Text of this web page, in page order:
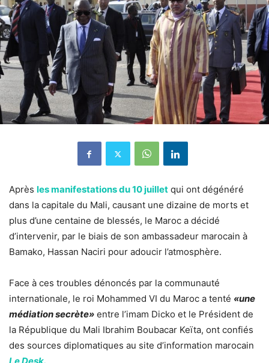
Après les manifestations du 10 juillet qui ont dégénéré
dans la capitale du Mali, causant une dizaine de morts et
plus d’une centaine de blessés, le Maroc a décidé
d’intervenir, par le biais de son ambassadeur marocain à
Bamako, Hassan Naciri pour adoucir l’atmosphère.
Face à ces troubles dénoncés par la communauté
internationale, le roi Mohammed VI du Maroc a tenté «une
médiation secrète» entre l’imam Dicko et le Président de
la République du Mali Ibrahim Boubacar Keïta, ont confiés
des sources diplomatiques au site d’information marocain